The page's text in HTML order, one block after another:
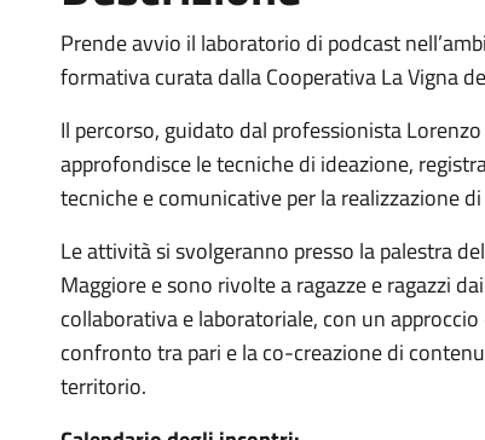
Prende avvio il laboratorio di podcast
formativa curata dalla Cooperativa La Vigna
Il percorso, guidato dal professionista
approfondisce le tecniche di ideazione,
tecniche e comunicative per la realizzazione
Le attività si svolgeranno presso la palestra
Maggiore e sono rivolte a ragazze e ragazzi
collaborativa e laboratoriale, con un
confronto tra pari e la co-creazione di
territorio.